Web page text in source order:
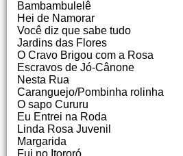
Bambambulelê
Hei de Namorar
Você diz que sabe tudo
Jardins das Flores
O Cravo Brigou com a Rosa
Escravos de Jó-Cânone
Nesta Rua
Caranguejo/Pombinha rolinha
O sapo Cururu
Eu Entrei na Roda
Linda Rosa Juvenil
Margarida
Fui no Itororó